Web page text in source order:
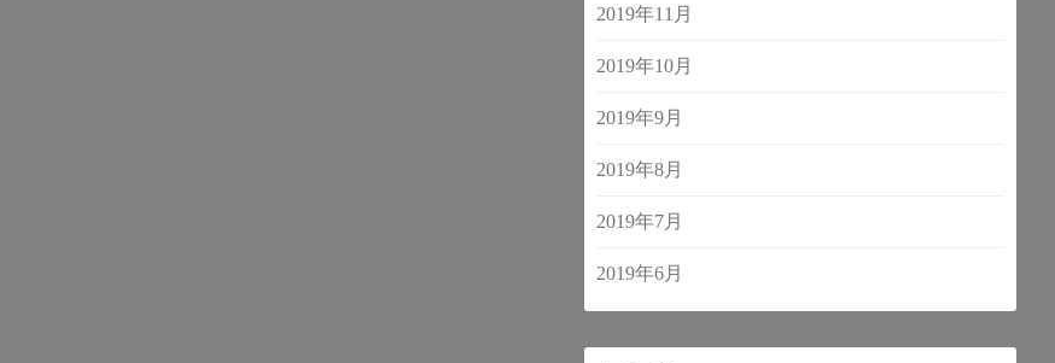
2019年11月
2019年10月
2019年9月
2019年8月
2019年7月
2019年6月